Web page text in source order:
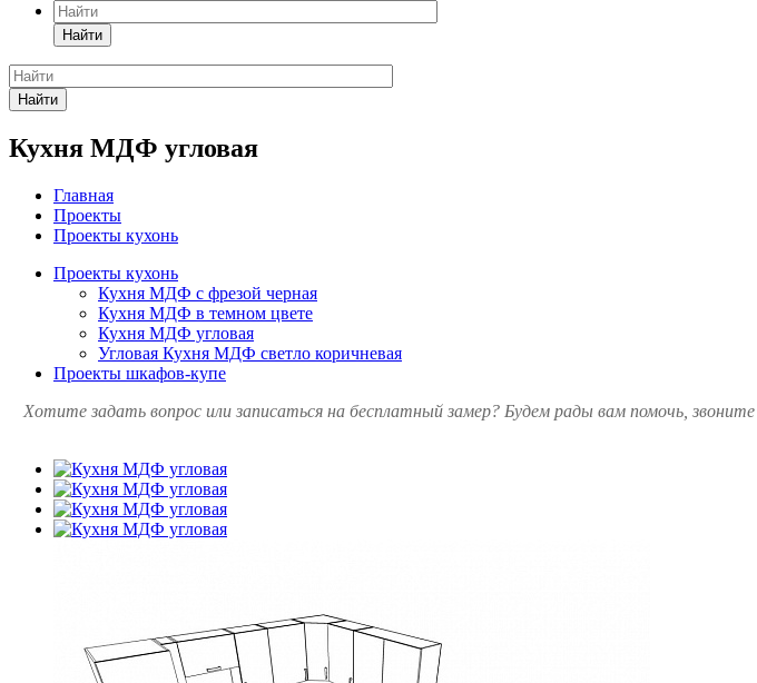
Найти
Найти
Кухня МДФ угловая
Главная
Проекты
Проекты кухонь
Проекты кухонь
Кухня МДФ с фрезой черная
Кухня МДФ в темном цвете
Кухня МДФ угловая
Угловая Кухня МДФ светло коричневая
Проекты шкафов-купе
Хотите задать вопрос или записаться на бесплатный замер? Будем рады вам помочь, звоните